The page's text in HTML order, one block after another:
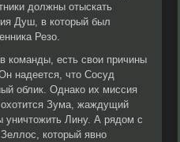
должны отыскать
Душ, в который был
Резо.
команды, есть свои причины
надеется, что Сосуд
облик. Однако их миссия
Зума, жаждущий
уничтожить Лину. А рядом с
который явно